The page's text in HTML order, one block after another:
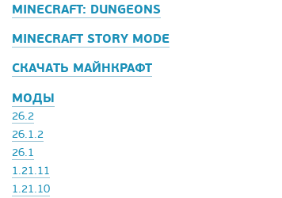
MINECRAFT: DUNGEONS
MINECRAFT STORY MODE
СКАЧАТЬ МАЙНКРАФТ
МОДЫ
26.2
26.1.2
26.1
1.21.11
1.21.10